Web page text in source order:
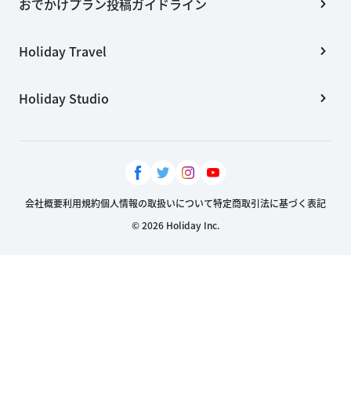
おでかけプラン投稿ガイドライン
Holiday Travel
Holiday Studio
会社概要利用規約個人情報の取扱いについて特定商取引法に基づく表記
© 2026 Holiday Inc.